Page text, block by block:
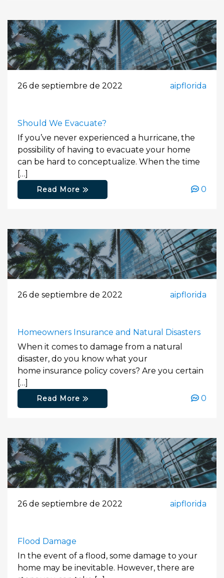
26 de septiembre de 2022 aipflorida
Should We Evacuate?
If you’ve never experienced a hurricane, the
possibility of having to evacuate your home
can be hard to conceptualize. When the time
[…]
Read More 0
26 de septiembre de 2022 aipflorida
Homeowners Insurance and Natural Disasters
When it comes to damage from a natural
disaster, do you know what your
home insurance policy covers? Are you certain
[…]
Read More 0
26 de septiembre de 2022 aipflorida
Flood Damage
In the event of a flood, some damage to your
home may be inevitable. However, there are